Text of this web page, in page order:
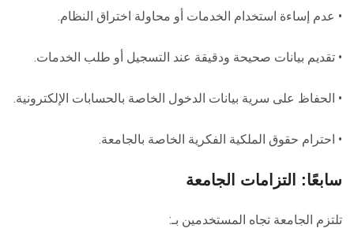
• عدم إساءة استخدام الخدمات أو محاولة اختراق النظام.
• تقديم بيانات صحيحة ودقيقة عند التسجيل أو طلب الخدمات.
• الحفاظ على سرية بيانات الدخول الخاصة بالحسابات الإلكترونية.
• احترام حقوق الملكية الفكرية الخاصة بالجامعة.
سابعًا: التزامات الجامعة
تلتزم الجامعة تجاه المستخدمين بـ: